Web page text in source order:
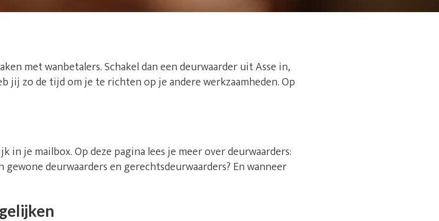
met wanbetalers. Schakel dan een deurwaarder uit Asse in,
jij zo de tijd om je te richten op je andere werkzaamheden. Op
in je mailbox. Op deze pagina lees je meer over deurwaarders:
deurwaarders en gerechtsdeurwaarders? En wanneer